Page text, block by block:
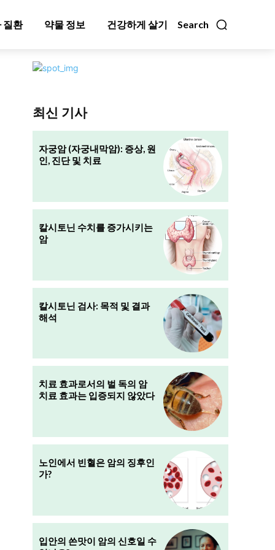
Search
질환 약물 정보 건강하게 살기
최신 기사
자궁암 (자궁내막암): 증상, 원
인, 진단 및 치료
칼시토닌 수치를 증가시키는
암
칼시토닌 검사: 목적 및 결과
해석
치료 효과로서의 벌 독의 암
치료 효과는 입증되지 않았다
노인에서 빈혈은 암의 징후인
가?
입안의 쓴맛이 암의 신호일 수